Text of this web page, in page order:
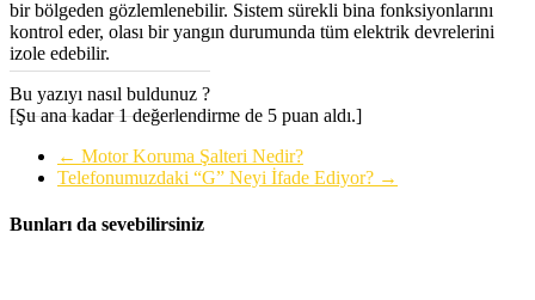
bir bölgeden gözlemlenebilir. Sistem sürekli bina fonksiyonlarını
kontrol eder, olası bir yangın durumunda tüm elektrik devrelerini
izole edebilir.
Bu yazıyı nasıl buldunuz ?
[Şu ana kadar 1 değerlendirme de 5 puan aldı.]
← Motor Koruma Şalteri Nedir?
Telefonumuzdaki “G” Neyi İfade Ediyor? →
Bunları da sevebilirsiniz